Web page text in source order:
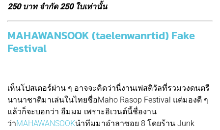
250 บาท จำกัด 250 ใบเท่านั้น
MAHAWANSOOK (taelenwanrtid) Fake
Festival
เห็นโปสเตอร์ผ่าน ๆ อาจจะคิดว่านี่งานเฟสติวัลที่รวมวงดนตรี
นานาชาติมาเล่นในไทยชื่อMaho Rasop Festival แต่มองดี ๆ
แล้วก็จะบอกว่า อืมมม เพราะอิเวนต์นี้ชื่องาน
ว่าMAHAWANSOOKนำทีมมาอำลาซอย 8 โดยร้าน Junk